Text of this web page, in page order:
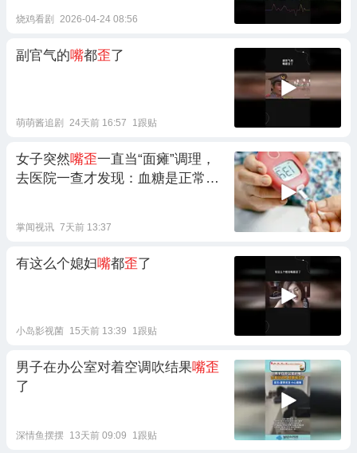
烧鸡看剧 2026-04-24 08:56
副官气的嘴都歪了
萌萌酱追剧 24天前 16:57 1跟贴
女子突然嘴歪一直当“面瘫”调理，
去医院一查才发现：血糖是正常人
掌闻视讯 7天前 13:37
有这么个媳妇嘴都歪了
小岛影视菌 15天前 13:39 1跟贴
男子在办公室对着空调吹结果嘴歪
了
深情鱼摆摆 13天前 09:09 1跟贴